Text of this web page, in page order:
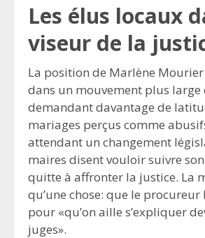
Les élus locaux
viseur de la
La position de Marlène Mourier
dans un mouvement plus large
demandant davantage de
mariages perçus comme
attendant un changement
maires disent vouloir suivre
quitte à affronter la justice. La
qu’une chose: que le
pour «qu’on aille s’expliquer
juges».